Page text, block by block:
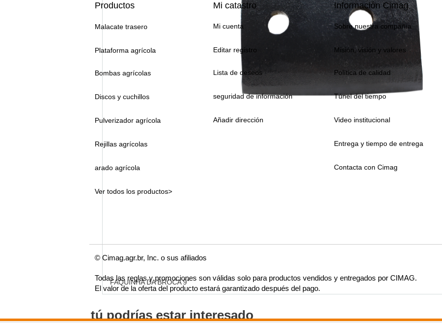
FAQUINHA DA BROCA 9"
tú podrías estar interesado
Productos Mi catastro Información Cimag
Malacate trasero Mi cuenta Sobre nuestra compañía
Plataforma agrícola Editar registro Misión, visión y valores
Bombas agrícolas Lista de deseos Política de calidad
Discos y cuchillos seguridad de información Túnel del tiempo
Pulverizador agrícola Añadir dirección Video institucional
Rejillas agrícolas
arado agrícola
Entrega y tiempo de entrega
Contacta con Cimag
Ver todos los productos>
© Cimag.agr.br, Inc. o sus afiliados
Todas las reglas y promociones son válidas solo para productos vendidos y entregados por CIMAG.
El valor de la oferta del producto estará garantizado después del pago.